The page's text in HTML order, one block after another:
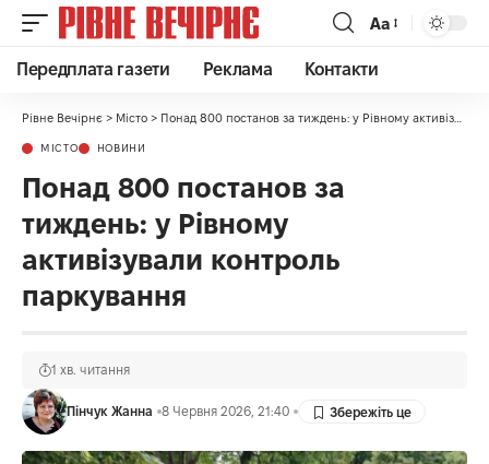
Аа
Передплата газети Реклама Контакти
Рівне Вечірнє > Місто > Понад 800 постанов за тиждень: у Рівному активізували контроль паркування
МІСТО НОВИНИ
Понад 800 постанов за
тиждень: у Рівному
активізували контроль
паркування
Пінчук Жанна 8 Червня 2026, 21:40
1 хв. читання